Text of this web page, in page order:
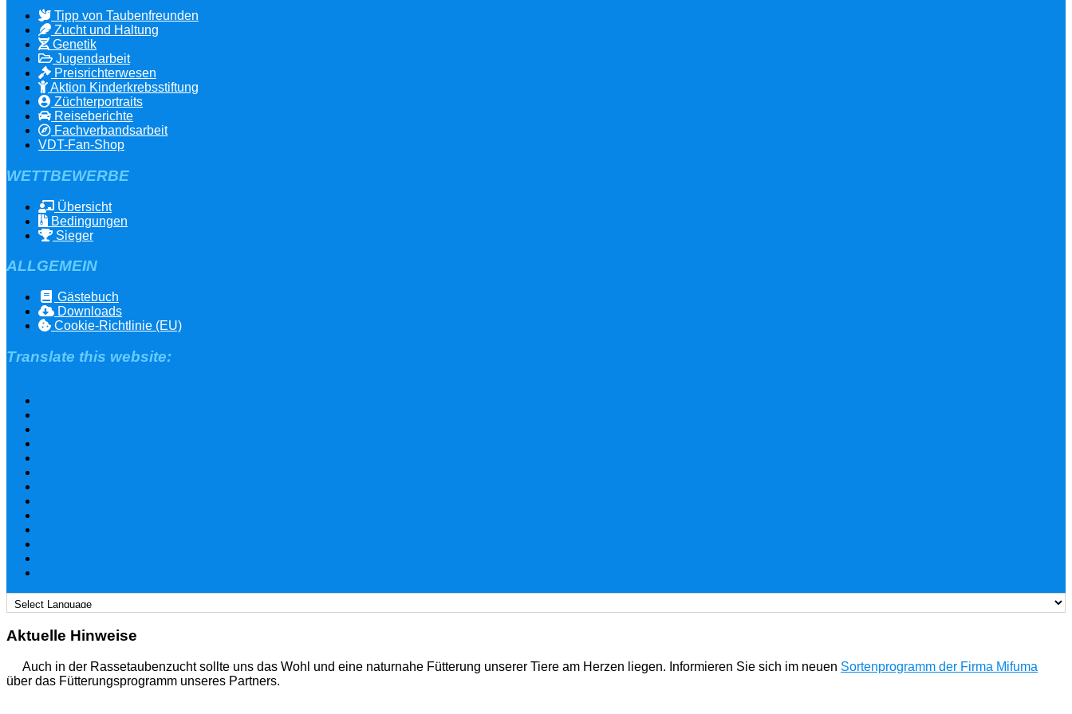
Tipp von Taubenfreunden
Zucht und Haltung
Genetik
Jugendarbeit
Preisrichterwesen
Aktion Kinderkrebsstiftung
Züchterportraits
Reiseberichte
Fachverbandsarbeit
VDT-Fan-Shop
WETTBEWERBE
Übersicht
Bedingungen
Sieger
ALLGEMEIN
Gästebuch
Downloads
Cookie-Richtlinie (EU)
Translate this website:
Aktuelle Hinweise
Auch in der Rassetaubenzucht sollte uns das Wohl und eine naturnahe Fütterung unserer Tiere am Herzen liegen. Informieren Sie sich im neuen Sortenprogramm der Firma Mifuma
über das Fütterungsprogramm unseres Partners.